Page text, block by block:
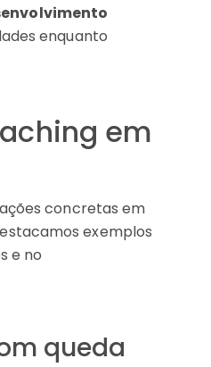
enquanto
em
concretas em
exemplos
e no
queda